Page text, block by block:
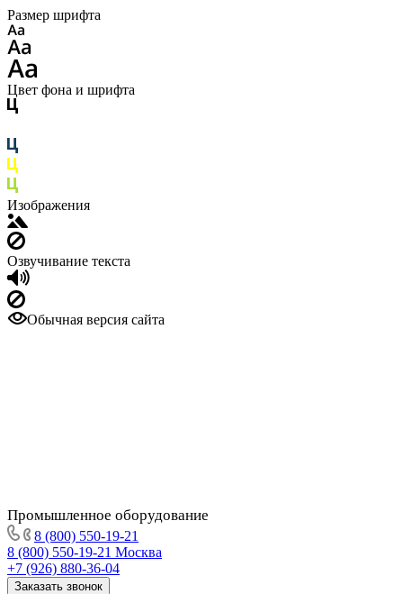
Размер шрифта
Цвет фона и шрифта
Изображения
Озвучивание текста
Обычная версия сайта
Промышленное оборудование
8 (800) 550-19-21
8 (800) 550-19-21 Москва
+7 (926) 880-36-04
Заказать звонок